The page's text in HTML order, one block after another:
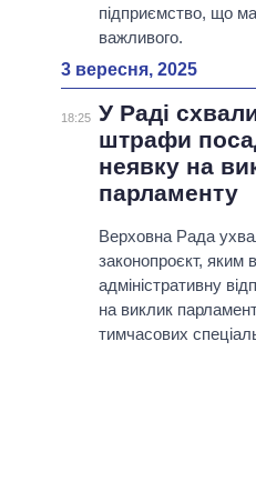
підприємство, що
важливого.
3 вересня, 2025
18:25 У Раді
штрафи
неявку на
парламенту
Верховна Рада
законопроєкт, яким
адміністративну
на виклик
тимчасових